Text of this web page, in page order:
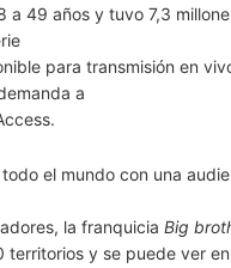
a 49 años y tuvo 7,3
para transmisión en
a
el mundo con una
la franquicia Big
territorios y se puede ver